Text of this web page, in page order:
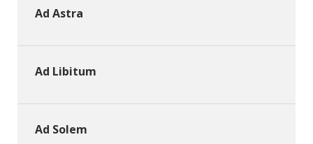
Ad Astra
Ad Libitum
Ad Solem